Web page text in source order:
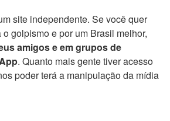
site independente. Se você quer
golpismo e por um Brasil melhor,
amigos e em grupos de
. Quanto mais gente tiver acesso
poder terá a manipulação da mídia